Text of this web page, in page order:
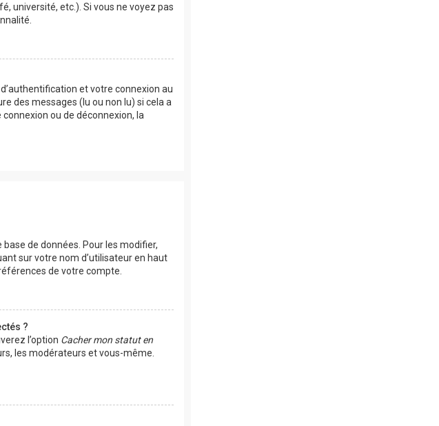
université, etc.). Si vous ne voyez pas
et votre connexion au
des messages (lu ou non lu) si cela a
ou de déconnexion, la
de données. Pour les modifier,
sur votre nom d’utilisateur en haut
de votre compte.
?
l’option Cacher mon statut en
les modérateurs et vous-même.